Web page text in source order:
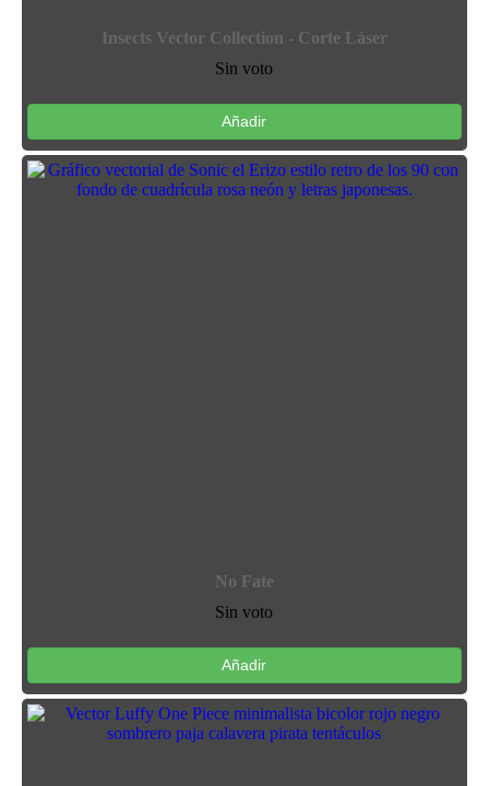
Insects Vector Collection - Corte Láser
Sin voto
Añadir
No Fate
Sin voto
Añadir